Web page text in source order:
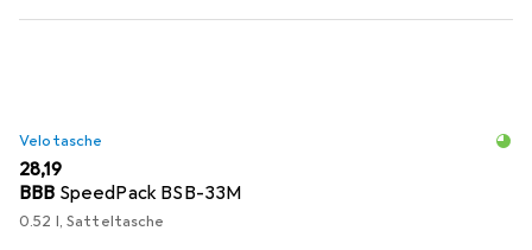
Velotasche
EUR
28,19
BBB SpeedPack BSB-33M
0.52 l, Satteltasche